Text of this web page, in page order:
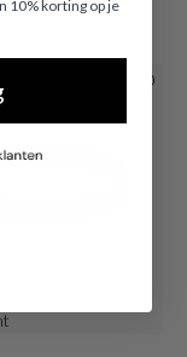
€ 109,00
10% korting op je